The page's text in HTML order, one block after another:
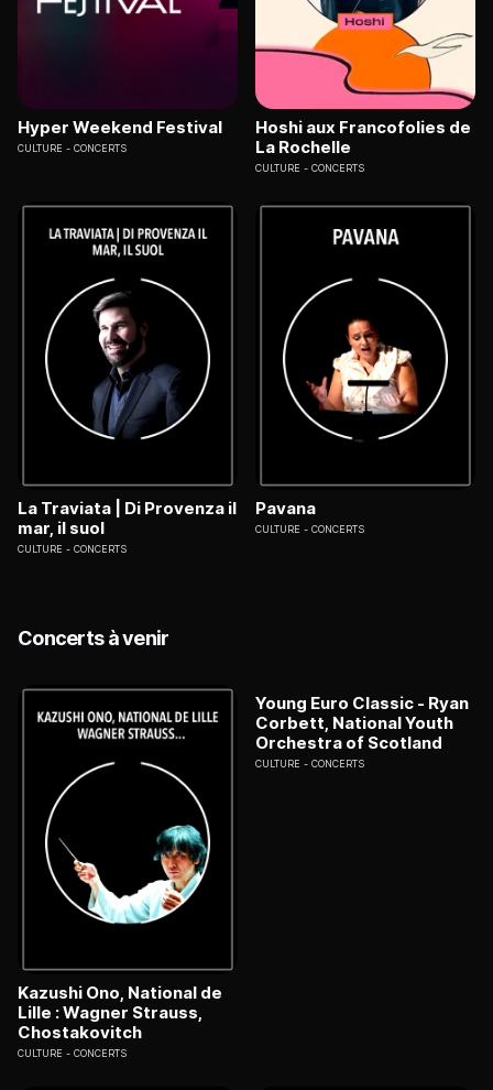
Hyper Weekend Festival
CULTURE CONCERTS
Hoshi aux Francofolies de
La Rochelle
CULTURE CONCERTS
La Traviata | Di Provenza il
mar, il suol
CULTURE CONCERTS
Pavana
CULTURE CONCERTS
Concerts à venir
Kazushi Ono, National de
Lille : Wagner Strauss,
Chostakovitch
CULTURE CONCERTS
Young Euro Classic - Ryan
Corbett, National Youth
Orchestra of Scotland
CULTURE CONCERTS